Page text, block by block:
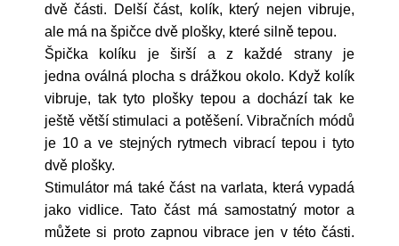
dvě části. Delší část, kolík, který nejen vibruje,
ale má na špičce dvě plošky, které silně tepou.
Špička kolíku je širší a z každé strany je
jedna oválná plocha s drážkou okolo. Když kolík
vibruje, tak tyto plošky tepou a dochází tak ke
ještě větší stimulaci a potěšení. Vibračních módů
je 10 a ve stejných rytmech vibrací tepou i tyto
dvě plošky.
Stimulátor má také část na varlata, která vypadá
jako vidlice. Tato část má samostatný motor a
můžete si proto zapnou vibrace jen v této části.